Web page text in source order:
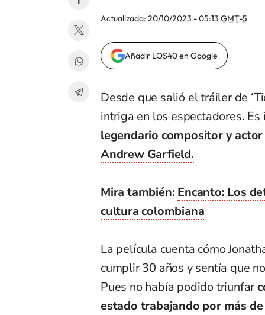
Actualizada: 20/10/2023 - 05:13 GMT-5
Añadir LOS40 en Google
Desde que salió el tráiler de
intriga en los espectadores.
legendario compositor y
Andrew Garfield.
Mira también: Encanto: Los
cultura colombiana
La película cuenta cómo
cumplir 30 años y sentía que
Pues no había podido triunfar
estado trabajando por más